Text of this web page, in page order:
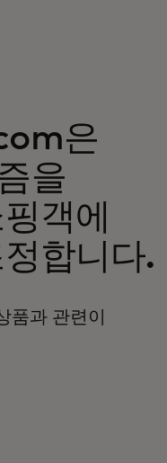
은
을
객에
합니다.
품과 관련이